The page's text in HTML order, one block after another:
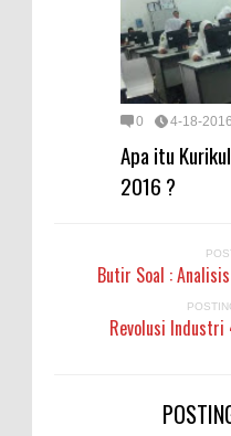
0 4-18-2016
Apa itu
2016 ?
Butir Soal :
Revolusi Industri